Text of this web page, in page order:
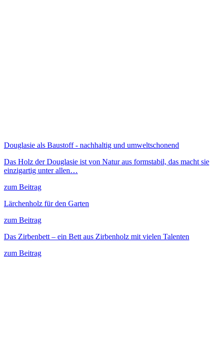
Douglasie als Baustoff - nachhaltig und umweltschonend
Das Holz der Douglasie ist von Natur aus formstabil, das macht sie
einzigartig unter allen…
zum Beitrag
Lärchenholz für den Garten
zum Beitrag
Das Zirbenbett – ein Bett aus Zirbenholz mit vielen Talenten
zum Beitrag